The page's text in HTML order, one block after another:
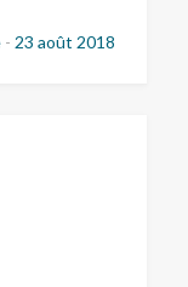
- 23 août 2018